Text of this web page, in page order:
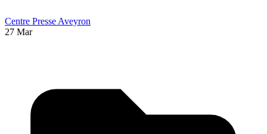
Centre Presse Aveyron
27 Mar